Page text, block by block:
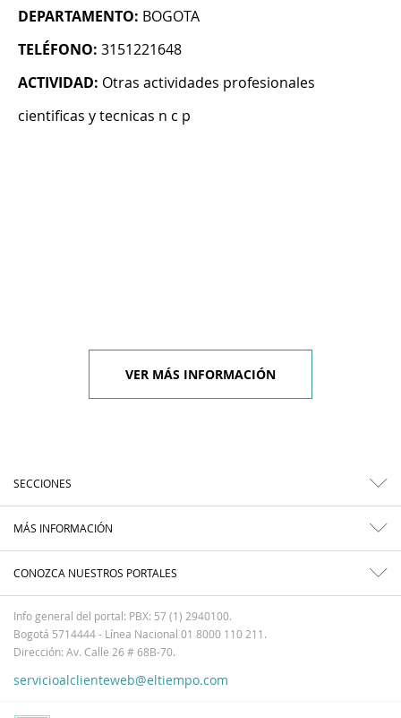
DEPARTAMENTO: BOGOTA
TELÉFONO: 3151221648
ACTIVIDAD: Otras actividades profesionales
cientificas y tecnicas n c p
VER MÁS INFORMACIÓN
SECCIONES
MÁS INFORMACIÓN
CONOZCA NUESTROS PORTALES
Info general del portal: PBX: 57 (1) 2940100.
Bogotá 5714444 - Línea Nacional 01 8000 110 211.
Dirección: Av. Calle 26 # 68B-70.
servicioalclienteweb@eltiempo.com